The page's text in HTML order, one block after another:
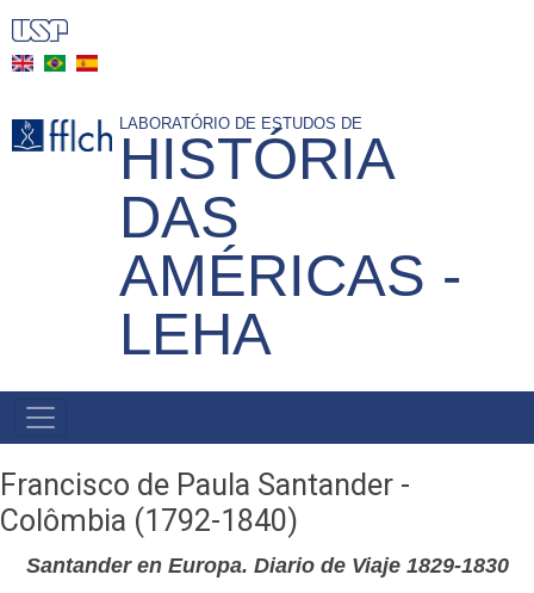
Pasar
principal
LABORATÓRIO DE ESTUDOS DE
HISTÓRIA
DAS
AMÉRICAS -
LEHA
NAVEGAÇÃO
PRINCIPAL
Francisco de Paula Santander -
Colômbia (1792-1840)
Santander en Europa. Diario de Viaje 1829-1830